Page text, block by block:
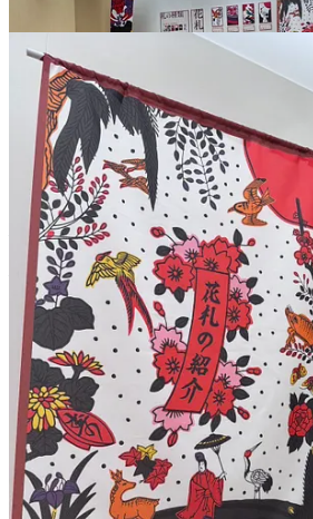
Et un petit extrait de la superbe BO
Yuzo Koshiro pour la version Mega CD du
Beholder , telle que je l’ai découverte sur